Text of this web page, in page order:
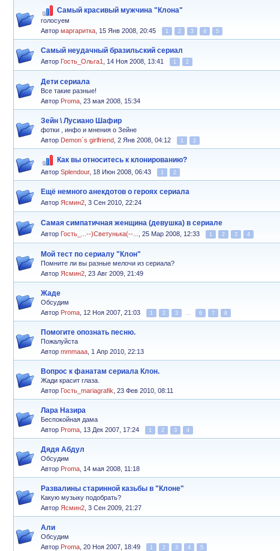
Самый красивый мужчина "Клона"
голосуем
Автор маргаритка 15 Янв 2008, 20:45 1 2 3 4 5
Самый неудачный бразильский сериал
Автор Гость_Ольга1 14 Ноя 2008, 13:41 1 2
Дети сериала
Все такие разные!
Автор Proma 23 мая 2008, 15:34
Зейн \ Лусиано Шафир
фотки , инфо и мнения о Зейне
Автор Demon`s girlfriend 2 Янв 2008, 04:12 1 2
Как вы относитесь к клонированию?
Автор Splendour, 18 Июн 2008, 06:43 1 2
Ещё немного анекдотов о героях сериала
Автор Ясмин2 3 Сен 2010, 22:24
Самая симпатичная женщина (девушка) в сериале
Автор Гость_...--)Светунька(--... 25 Мар 2008, 12:33 1 2 3 4
Мой тест по сериалу "Клон"
Помните ли вы разные мелочи из сериала?
Автор Ясмин2 23 Авг 2009, 21:49
Жаде
Обсудим
Автор Proma 12 Ноя 2007, 21:03 1 2 3 ... 6 7 8
Помогите опознать песню.
Пожалуйста
Автор mmmaaa 1 Апр 2010, 22:13
Вопрос к фанатам сериала Клон.
Жади красит глаза.
Автор Гость_mariagrafik 23 Фев 2010, 08:11
Лара Назира
Беспокойная дама
Автор Proma 13 Дек 2007, 17:24 1 2 3 4
Дядя Абдул
Обсудим
Автор Proma 14 мая 2008, 11:18
Развалины старинной казьбы в "Клоне"
Какую музыку подобрать?
Автор Ясмин2 3 Сен 2009, 21:27
Али
Обсудим
Автор Proma 20 Ноя 2007, 18:49 1 2 3 4 5